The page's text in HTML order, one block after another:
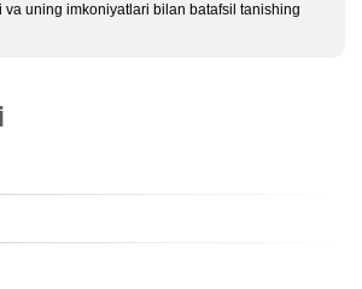
va uning imkoniyatlari bilan batafsil tanishing